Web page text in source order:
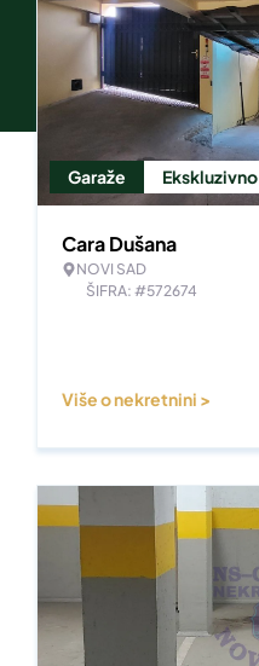
Garaže Ekskluzivno
Cara Dušana
NOVI SAD
ŠIFRA: #572674
Više o nekretnini >